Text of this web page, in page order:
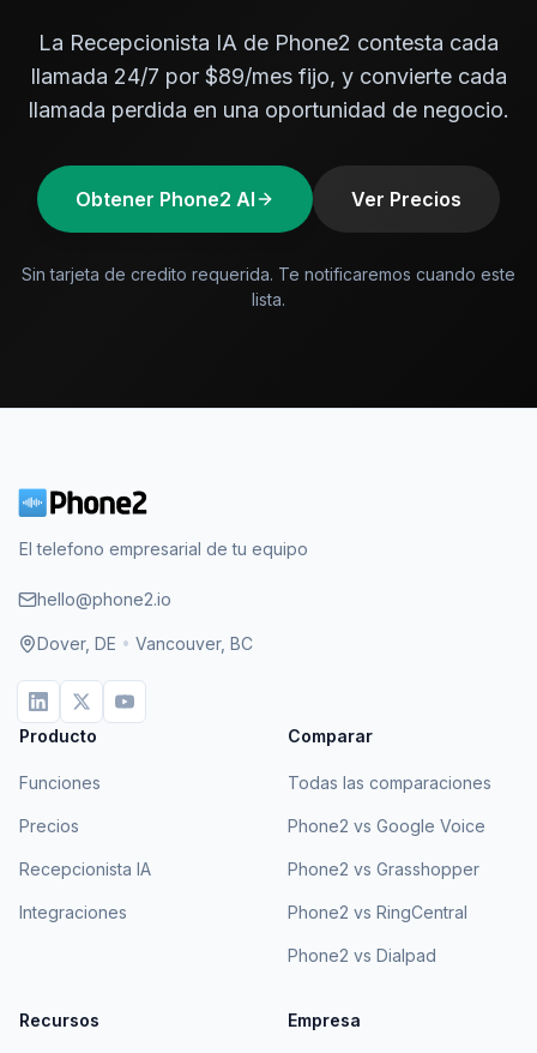
La Recepcionista IA de Phone2 contesta cada
llamada 24/7 por $89/mes fijo, y convierte cada
llamada perdida en una oportunidad de negocio.
Obtener Phone2 AI Ver Precios
Sin tarjeta de credito requerida. Te notificaremos cuando este
lista.
El telefono empresarial de tu equipo
hello@phone2.io
Dover, DE • Vancouver, BC
Producto
Funciones
Precios
Recepcionista IA
Integraciones
Comparar
Todas las comparaciones
Phone2 vs Google Voice
Phone2 vs Grasshopper
Phone2 vs RingCentral
Phone2 vs Dialpad
Recursos Empresa